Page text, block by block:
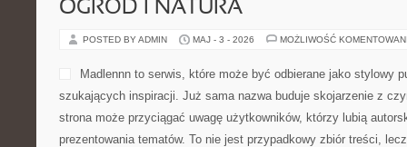
OGRÓD I NATURA
POSTED BY ADMIN MAJ - 3 - 2026 MOŻLIWOŚĆ
Madlennn to serwis, które może być odbierane jako stylowy
szukających inspiracji. Już sama nazwa buduje skojarzenie z
strona może przyciągać uwagę użytkowników, którzy lubią
prezentowania tematów. To nie jest przypadkowy zbiór treści,